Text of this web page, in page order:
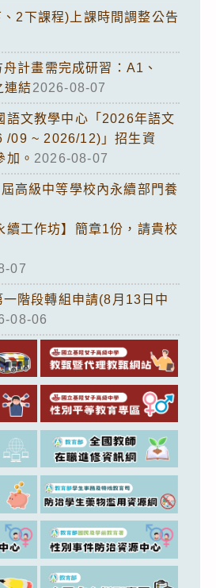
2下課程)上課時間調整公告
計畫需完成研習：A1、
連結2026-08-07
語文教學中心「2026年語文
/09 ~ 2026/12)」招生資
加。 2026-08-07
高級中等學校內永續部門養
續工作坊】簡章1份，請貴校
07
階段轉組申請(8月13日中
08-06